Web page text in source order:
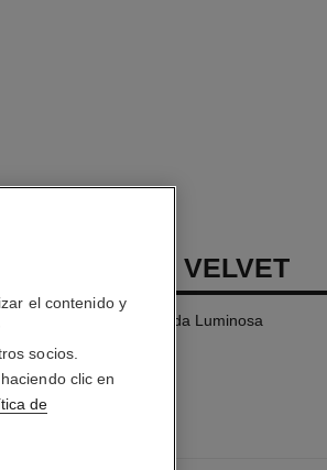
ALLURE VELVET
de Labios Aterciopelada Luminosa
el contenido y
socios.
clic en
de